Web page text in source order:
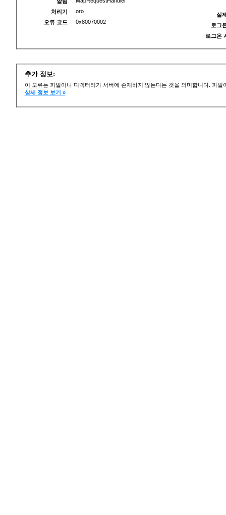
처리기
oro
오류 코드
0x80070002
실
로그
로그온
추가 정보:
이 오류는 파일이나 디렉터리가 서버에 존재하지 않는다는 것을 의미합니다. 파
상세 정보 보기 »